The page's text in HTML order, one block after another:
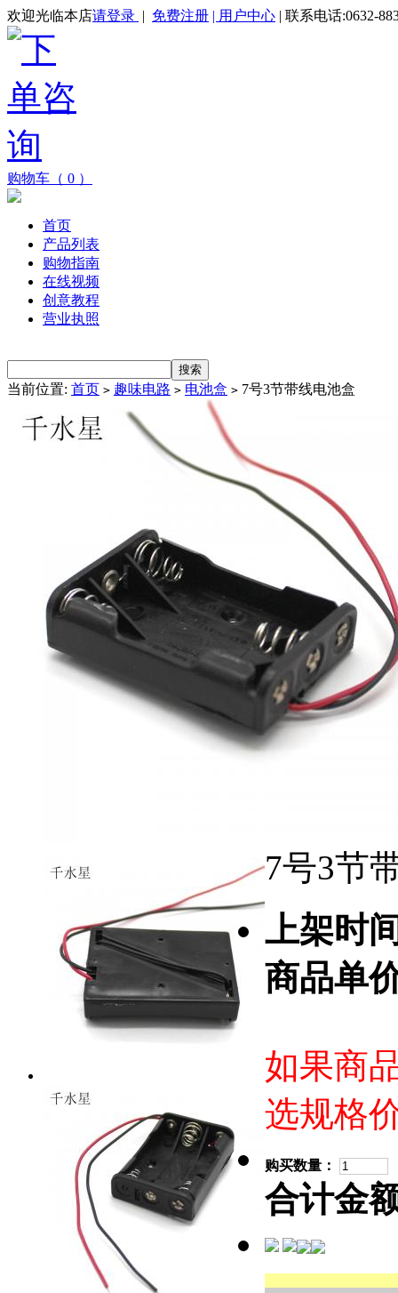
欢迎光临本店请登录 | 免费注册 | 用户中心 | 联系电话:0632-
购物车（ 0 ）
首页
产品列表
购物指南
在线视频
创意教程
营业执照
当前位置: 首页 > 趣味电路 > 电池盒 > 7号3节带线电池盒
7号3节
上架时
商品单
如果商
选规格
购买数量：
合计金